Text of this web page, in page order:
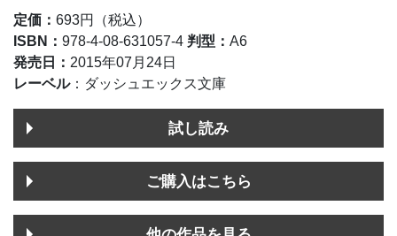
定価： 693円（税込）
ISBN： 978-4-08-631057-4 判型： A6
発売日： 2015年07月24日
レーベル：ダッシュエックス文庫
試し読み
ご購入はこちら